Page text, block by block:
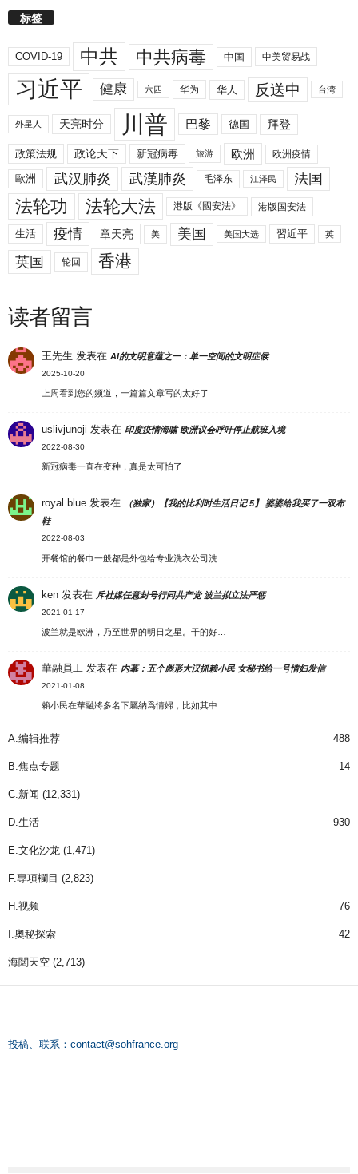
标签
COVID-19 中共 中共病毒 中国 中美贸易战
习近平 健康 六四 华为 华人 反送中 台湾
外星人 天亮时分 川普 巴黎 德国 拜登
政策法规 政论天下 新冠病毒 旅游 欧洲 欧洲疫情
歐洲 武汉肺炎 武漢肺炎 毛泽东 江泽民 法国
法轮功 法轮大法 港版《國安法》 港版国安法
生活 疫情 章天亮 美 美国 美国大选 習近平 英
英国 轮回 香港
读者留言
王先生 发表在AI的文明意蕴之一：单一空间的文明症候
2025-10-20
上周看到您的频道，一篇篇文章写的太好了
uslivjunoji 发表在 印度疫情海啸 欧洲议会呼吁停止航班入境
2022-08-30
新冠病毒一直在变种，真是太可怕了
royal blue 发表在
（独家）【我的比利时生活日记 5】 婆婆给我买了一双布
鞋
2022-08-03
开餐馆的餐巾一般都是外包给专业洗衣公司洗…
ken 发表在 斥社媒任意封号行同共产党 波兰拟立法严惩
2021-01-17
波兰就是欧洲，乃至世界的明日之星。干的好…
華融員工 发表在 内幕：五个彪形大汉抓赖小民 女秘书给一号情妇发信
2021-01-08
賴小民在華融將多名下屬納爲情婦，比如其中…
A.编辑推荐 488
B.焦点专题 14
C.新闻 (12,331)
D.生活 930
E.文化沙龙 (1,471)
F.專項欄目 (2,823)
H.视频 76
I.奧秘探索 42
海闊天空 (2,713)
投稿、联系： contact@sohfrance.org